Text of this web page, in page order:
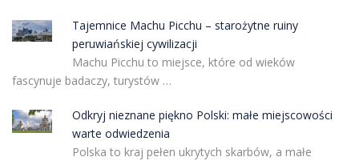
Tajemnice Machu Picchu – starożytne ruiny
peruwiańskiej cywilizacji
Machu Picchu to miejsce, które od wieków
fascynuje badaczy, turystów …
Odkryj nieznane piękno Polski: małe miejscowości
warte odwiedzenia
Polska to kraj pełen ukrytych skarbów, a małe